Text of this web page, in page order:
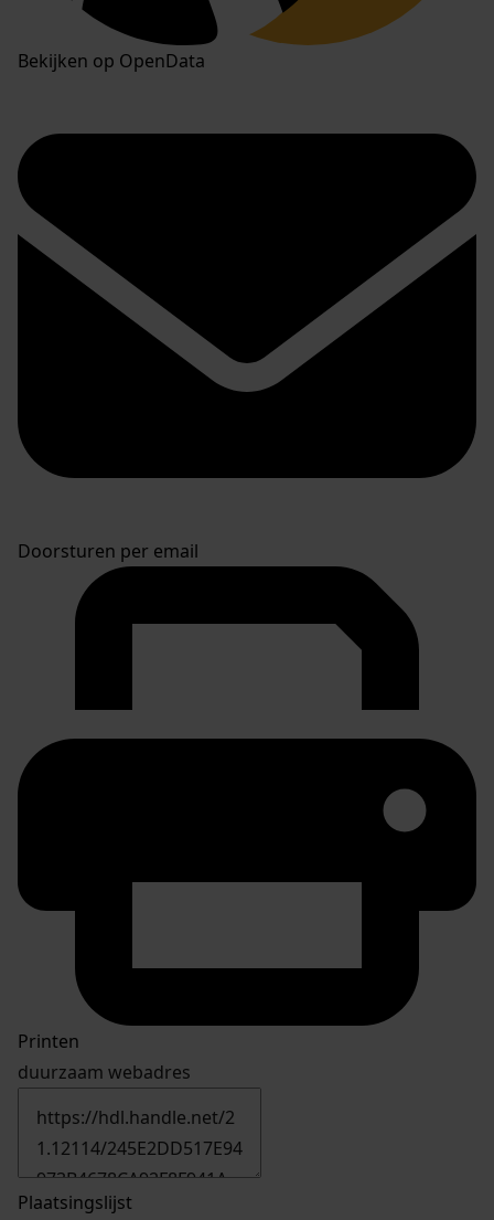
Bekijken op OpenData
Doorsturen per email
Printen
duurzaam webadres
Plaatsingslijst